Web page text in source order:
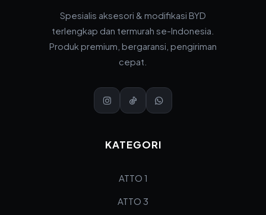
Spesialis aksesori & modifikasi BYD
terlengkap dan termurah se-Indonesia.
Produk premium, bergaransi, pengiriman
cepat.
KATEGORI
ATTO 1
ATTO 3